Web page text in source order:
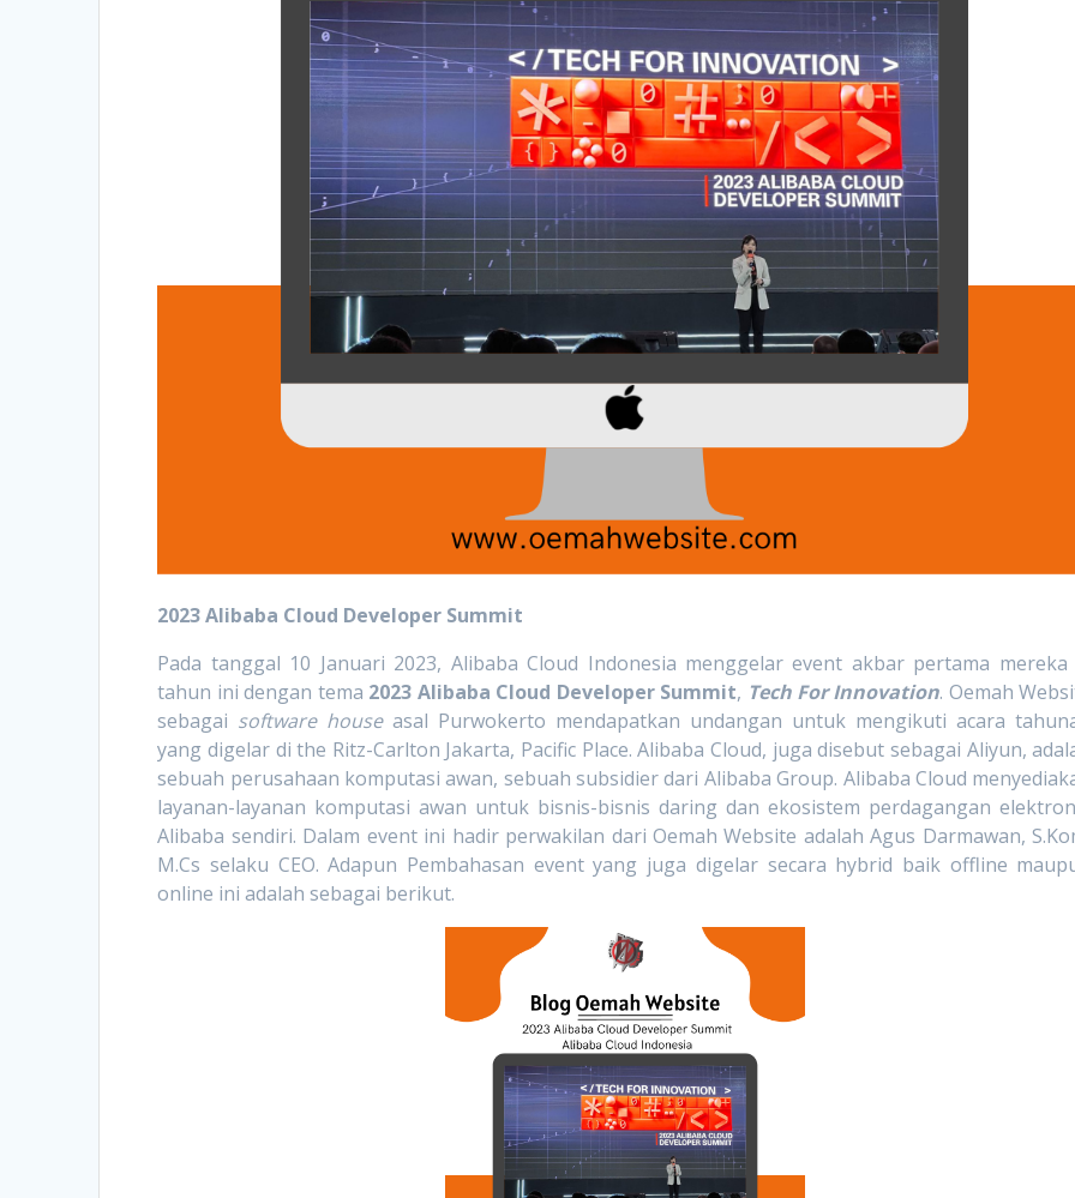
2023 Alibaba Cloud Developer Summit
Pada tanggal 10 Januari 2023, Alibaba Cloud Indonesia menggelar event akbar pertama mereka
tahun ini dengan tema 2023 Alibaba Cloud Developer Summit, Tech For Innovation. Oemah
sebagai software houseasal Purwokerto mendapatkan undangan untuk mengikuti acara
yang digelar di the Ritz-Carlton Jakarta, Pacific Place. Alibaba Cloud, juga disebut sebagai Aliyun,
sebuah perusahaan komputasi awan, sebuah subsidier dari Alibaba Group. Alibaba Cloud
layanan-layanan komputasi awan untuk bisnis-bisnis daring dan ekosistem perdagangan
Alibaba sendiri. Dalam event ini hadir perwakilan dari Oemah Website adalah Agus Darmawan,
M.Cs selaku CEO. Adapun Pembahasan event yang juga digelar secara hybrid baik offline
online ini adalah sebagai berikut.